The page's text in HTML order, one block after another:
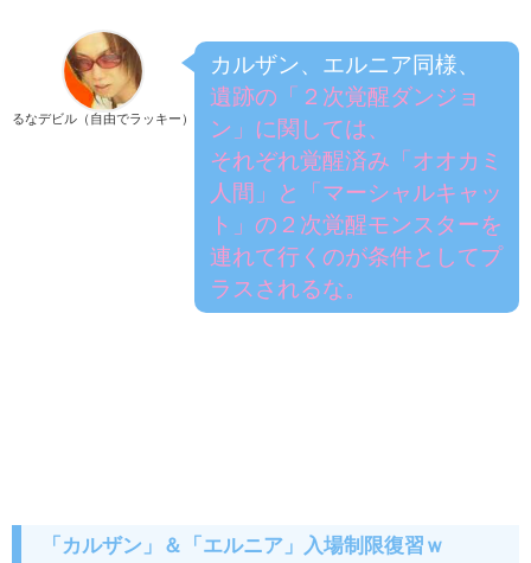
るなデビル（自由でラッキー）
カルザン、エルニア同様、
遺跡の「２次覚醒ダンジョ
ン」に関しては、
それぞれ覚醒済み「オオカミ
人間」と「マーシャルキャッ
ト」の２次覚醒モンスターを
連れて行くのが条件としてプ
ラスされるな。
「カルザン」＆「エルニア」入場制限復習ｗ